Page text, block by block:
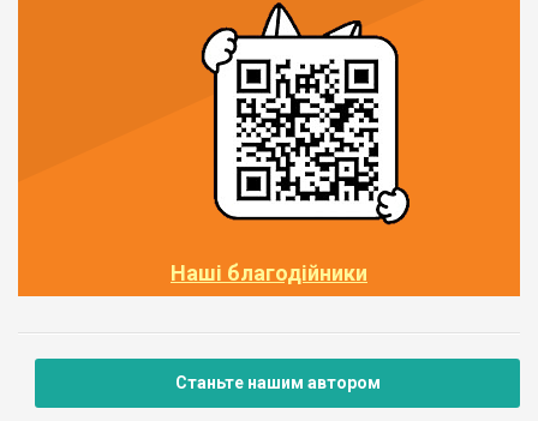
Наші благодійники
Станьте нашим автором